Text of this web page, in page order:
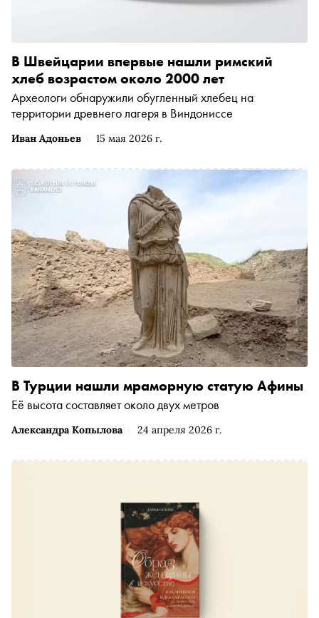
Иван Адоньев 15 мая 2026 г.
В Швейцарии впервые нашли римский
хлеб возрастом около 2000 лет
Археологи обнаружили обугленный хлебец на
территории древнего лагеря в Виндониссе
Александра Копылова 24 апреля 2026 г.
В Турции нашли мраморную статую Афины
Её высота составляет около двух метров